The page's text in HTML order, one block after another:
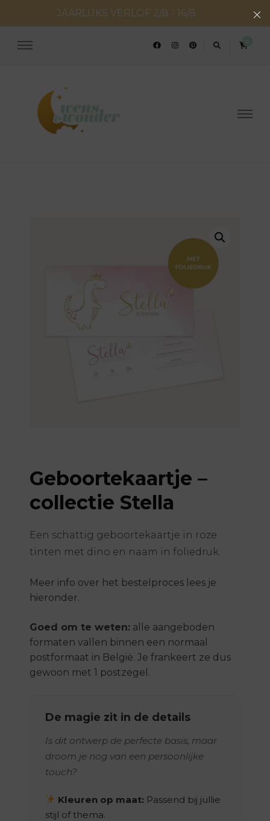
JAARLIJKS VERLOF 2/8 - 16/8
Geboorte- & huwelijksconcepten
Geboortekaartje –
collectie Stella
Een schattig geboortekaartje in roze
tinten met dino en naam in foliedruk.
Meer info over het bestelproces lees je
hieronder.
Goed om te weten: alle aangeboden
formaten vallen binnen een normaal
postformaat in België. Je frankeert ze dus
gewoon met 1 postzegel.
De magie zit in de details
Is dit ontwerp de perfecte basis, maar
droom je nog van een persoonlijke
touch?
Kleuren op maat: Passend bij jullie
stijl of thema.